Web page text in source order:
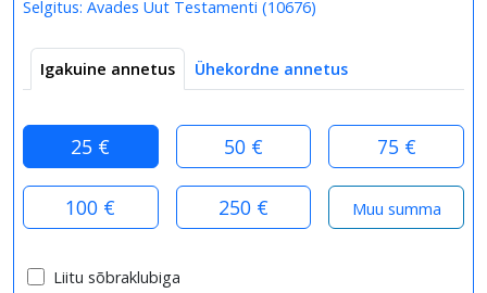
Selgitus: Avades Uut Testamenti (10676)
Igakuine annetus Ühekordne annetus
25 € 50 € 75 €
100 € 250 €
Liitu sõbraklubiga